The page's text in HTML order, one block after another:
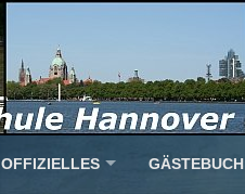
OFFIZIELLES GÄSTEBUCH